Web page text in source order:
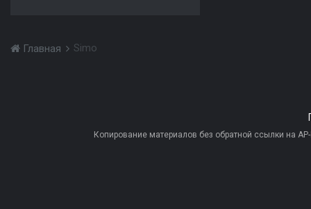
Главная Simo
Копирование материалов без обратной ссылки на